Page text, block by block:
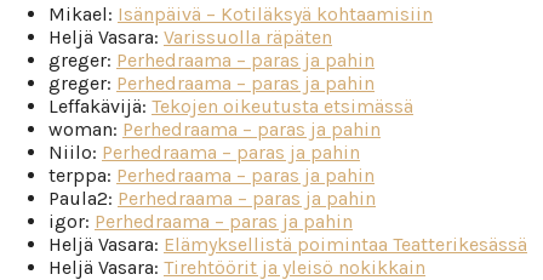
Mikael: Isänpäivä – Kotiläksyä kohtaamisiin
Heljä Vasara: Varissuolla räpäten
greger: Perhedraama – paras ja pahin
greger: Perhedraama – paras ja pahin
Leffakävijä: Tekojen oikeutusta etsimässä
woman: Perhedraama – paras ja pahin
Niilo: Perhedraama – paras ja pahin
terppa: Perhedraama – paras ja pahin
Paula2: Perhedraama – paras ja pahin
igor: Perhedraama – paras ja pahin
Heljä Vasara: Elämyksellistä poimintaa Teatterikesässä
Heljä Vasara: Tirehtöörit ja yleisö nokikkain